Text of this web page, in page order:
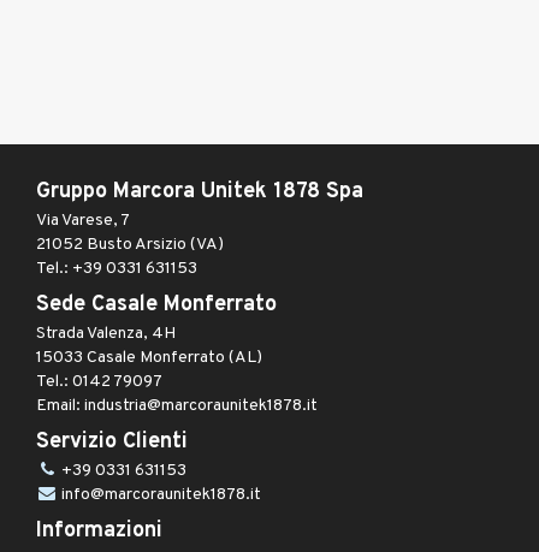
Gruppo Marcora Unitek 1878 Spa
Via Varese, 7
21052 Busto Arsizio (VA)
Tel.: +39 0331 631153
Sede Casale Monferrato
Strada Valenza, 4H
15033 Casale Monferrato (AL)
Tel.: 0142 79097
Email: industria@marcoraunitek1878.it
Servizio Clienti
+39 0331 631153
info@marcoraunitek1878.it
Informazioni